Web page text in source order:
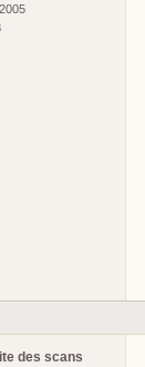
des scans